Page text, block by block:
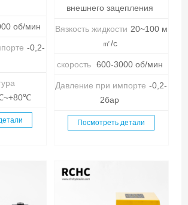
об/мин
-0,2-
внешнего зацепления
Вязкость жидкости 20~100 м
㎡/с
скорость 600-3000 об/мин
Давление при импорте -0,2-
2бар
Посмотреть детали